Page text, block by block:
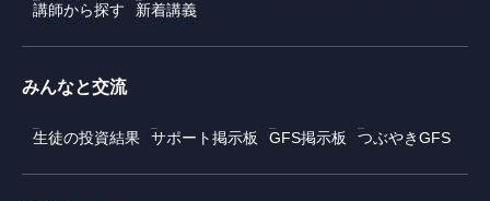
講師から探す
新着講義
みんなと交流
生徒の投資結果 サポート掲示板 GFS掲示板 つぶやきGFS